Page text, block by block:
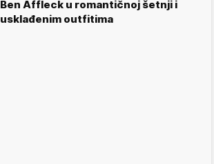
Ben Affleck u romantičnoj šetnji i
usklađenim outfitima